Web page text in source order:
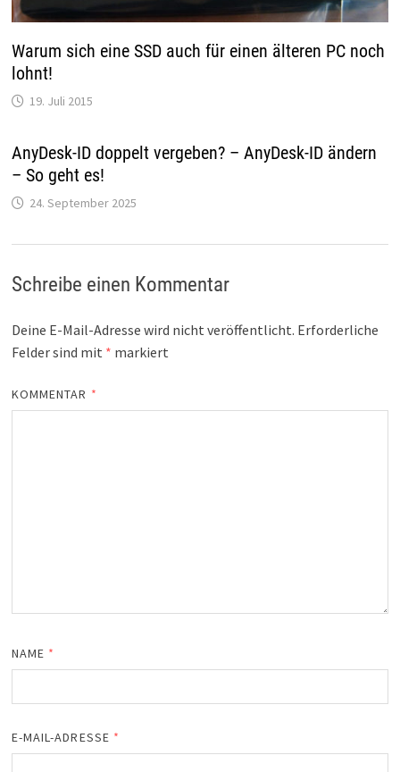
Warum sich eine SSD auch für einen älteren PC noch
lohnt!
19. Juli 2015
AnyDesk-ID doppelt vergeben? – AnyDesk-ID ändern
– So geht es!
24. September 2025
Schreibe einen Kommentar
Deine E-Mail-Adresse wird nicht veröffentlicht. Erforderliche
Felder sind mit * markiert
KOMMENTAR *
NAME *
E-MAIL-ADRESSE *